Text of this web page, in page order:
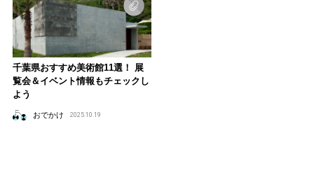
千葉県おすすめ美術館11選！ 展
覧会＆イベント情報もチェックし
よう
おでかけ 2025.10.19